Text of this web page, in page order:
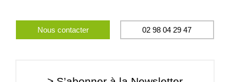
Nous contacter 02 98 04 29 47